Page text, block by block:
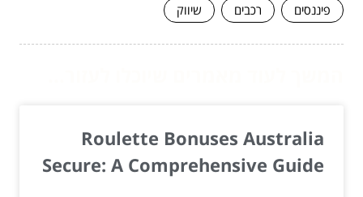
פיננסים
רכבים שיווק
Roulette Bonuses Australia
Secure: A Comprehensive Guide